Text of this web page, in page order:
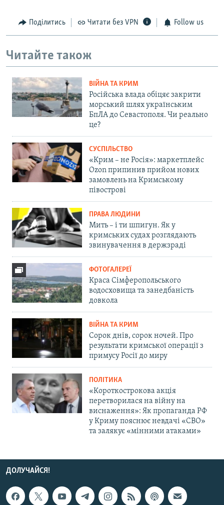
Поділитись Читати без VPN Follow us
Читайте також
ВІЙНА ТА КРИМ
Російська влада обіцяє закрити
морський шлях українським
БпЛА до Севастополя. Чи реально
це?
СУСПІЛЬСТВО
«Крим – не Росія»: маркетплейс
Ozon припинив прийом нових
замовлень на Кримському
півострові
ПРАВА ЛЮДИНИ
Мить – і ти шпигун. Як у
кримських судах розглядають
звинувачення в держзраді
ФОТОГАЛЕРЕЇ
Краса Сімферопольського
водосховища та занедбаність
довкола
ВІЙНА ТА КРИМ
Сорок днів, сорок ночей. Про
результати кримської операції з
примусу Росії до миру
ПОЛІТИКА
«Короткострокова акція
перетворилася на війну на
виснаження»: Як пропаганда РФ
у Криму пояснює невдачі «СВО»
та залякує «мінними атаками»
ДОЛУЧАЙСЯ!